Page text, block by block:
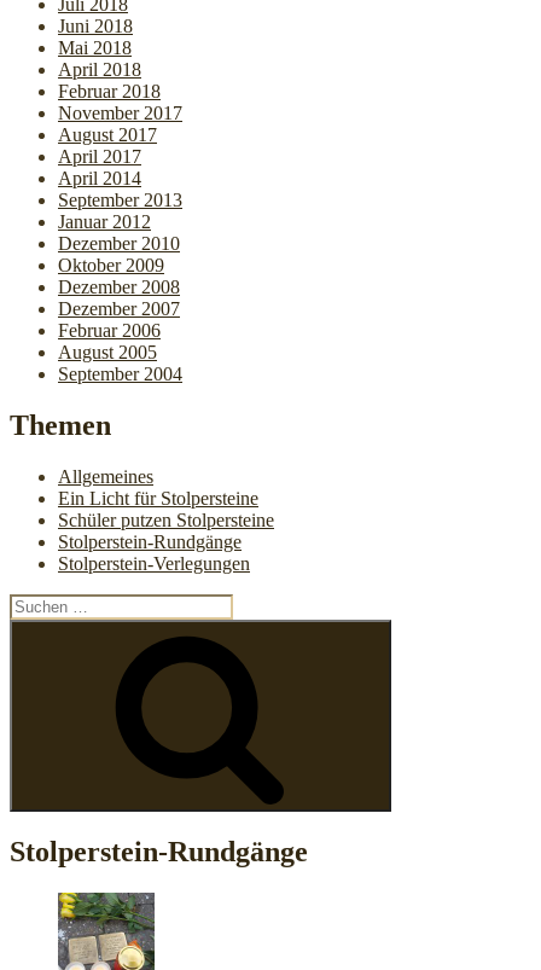
Juli 2018
Juni 2018
Mai 2018
April 2018
Februar 2018
November 2017
August 2017
April 2017
April 2014
September 2013
Januar 2012
Dezember 2010
Oktober 2009
Dezember 2008
Dezember 2007
Februar 2006
August 2005
September 2004
Themen
Allgemeines
Ein Licht für Stolpersteine
Schüler putzen Stolpersteine
Stolperstein-Rundgänge
Stolperstein-Verlegungen
Suchen
nach:
Stolperstein-Rundgänge